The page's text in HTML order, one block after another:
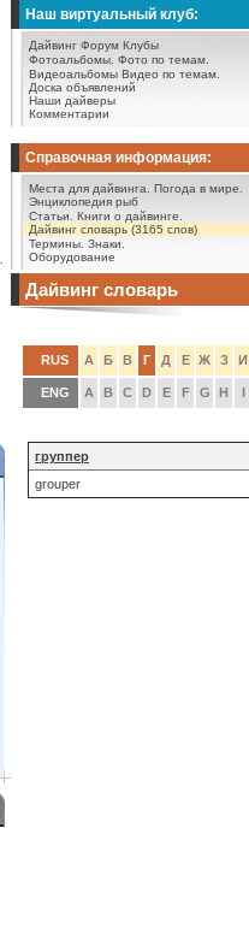
Наш виртуальный клуб:
Дайвинг Форум Клубы
Фотоальбомы. Фото по темам.
Видеоальбомы Видео по темам.
Доска объявлений
Наши дайверы
Комментарии
Справочная информация:
Места для дайвинга.
Погода в мире.
Энциклопедия рыб
Статьи.
Книги о дайвинге.
Дайвинг словарь (3165 слов)
Термины. Знаки.
Оборудование
Дайвинг словарь
RUS А Б В Г Д Е Ж З И
ENG A B C D E F G H I
группер
grouper